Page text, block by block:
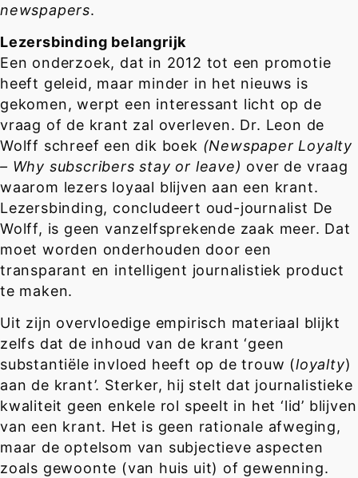
newspapers.
Lezersbinding belangrijk
Een onderzoek, dat in 2012 tot een promotie
heeft geleid, maar minder in het nieuws is
gekomen, werpt een interessant licht op de
vraag of de krant zal overleven. Dr. Leon de
Wolff schreef een dik boek (Newspaper Loyalty
– Why subscribers stay or leave) over de vraag
waarom lezers loyaal blijven aan een krant.
Lezersbinding, concludeert oud-journalist De
Wolff, is geen vanzelfsprekende zaak meer. Dat
moet worden onderhouden door een
transparant en intelligent journalistiek product
te maken.
Uit zijn overvloedige empirisch materiaal blijkt
zelfs dat de inhoud van de krant ‘geen
substantiële invloed heeft op de trouw (loyalty)
aan de krant’. Sterker, hij stelt dat journalistieke
kwaliteit geen enkele rol speelt in het ‘lid’ blijven
van een krant. Het is geen rationale afweging,
maar de optelsom van subjectieve aspecten
zoals gewoonte (van huis uit) of gewenning.